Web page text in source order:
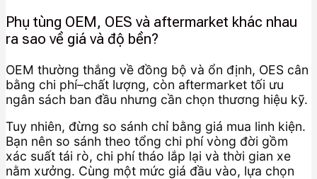
Phụ tùng OEM, OES và aftermarket khác nhau
ra sao về giá và độ bền?
OEM thường thắng về đồng bộ và ổn định, OES cân
bằng chi phí–chất lượng, còn aftermarket tối ưu
ngân sách ban đầu nhưng cần chọn thương hiệu kỹ.
Tuy nhiên, đừng so sánh chỉ bằng giá mua linh kiện.
Bạn nên so sánh theo tổng chi phí vòng đời gồm
xác suất tái rò, chi phí tháo lắp lại và thời gian xe
nằm xưởng. Cùng một mức giá đầu vào, lựa chọn